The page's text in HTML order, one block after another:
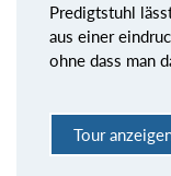
Predigtstuhl
aus einer
ohne dass man
Tour